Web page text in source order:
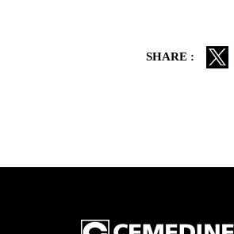
SHARE :